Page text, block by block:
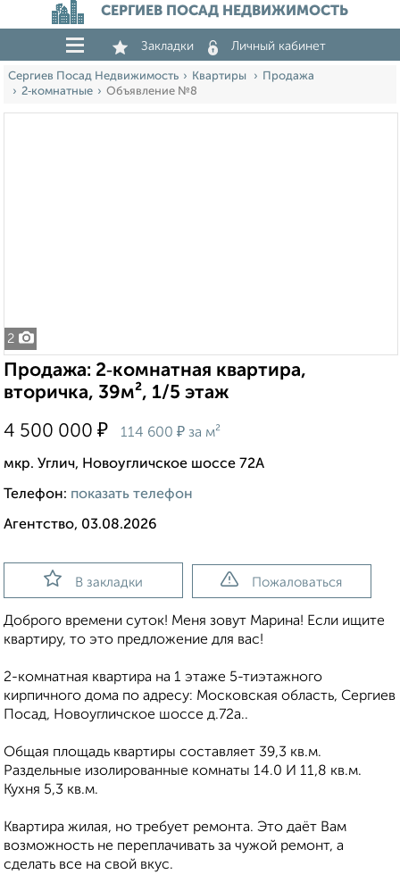
СЕРГИЕВ ПОСАД НЕДВИЖИМОСТЬ
Закладки Личный кабинет
Сергиев Посад Недвижимость Квартиры
Продажа
2‑комнатные
Объявление №8
2
Продажа: 2‑комнатная квартира,
вторичка, 39м², 1/5 этаж
4 500 000 ₽ 114 600 ₽ за м²
мкр. Углич, Новоугличское шоссе 72А
Телефон: показать телефон
Агентство, 03.08.2026
В закладки Пожаловаться
Доброго времени суток! Меня зовут Марина! Если ищите
квартиру, то это предложение для вас!
2-комнатная квартира на 1 этаже 5-тиэтажного
кирпичного дома по адресу: Московская область, Сергиев
Посад, Новоугличское шоссе д.72а..
Общая площадь квартиры составляет 39,3 кв.м.
Раздельные изолированные комнаты 14.0 И 11,8 кв.м.
Кухня 5,3 кв.м.
Квартира жилая, но требует ремонта. Это даёт Вам
возможность не переплачивать за чужой ремонт, а
сделать все на свой вкус.